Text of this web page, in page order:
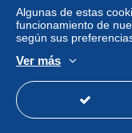
Algunas de estas
funcionamiento de
según sus
Ver más
Una página